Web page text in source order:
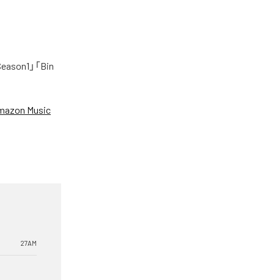
」「Bin
Music
27AM